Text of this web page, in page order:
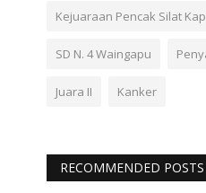
Kejuaraan Pencak Silat
SD N. 4 Waingapu
Juara II Kanker
RECOMMENDED POSTS